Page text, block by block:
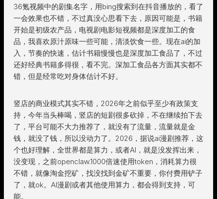
36氪视频中的剧集名字，用bing搜索到在抖音播放的，看了
一会效果也不错，不过真没心思看下去，原因可能是，书籍
开始是初级农产品，电视剧电影短视频都是深度加工的食
品，我喜欢原汁原味一些可能，清淡饮食一些。现在ai的加
入，节奏的快速，估计书籍慢慢也是深度加工食品了，不过
还好经典书籍多得很，看不完。深加工食品各方面其实都不
错，但是经常吃对身体估计不好。
竖店的商业模式其实不错，2026年之前似乎至少有政策支
持，今年当头棒喝，竖店的短剧很多砍掉，不在继续拍下去
了，平台可能不大力推荐了，就没有了流量，流量就是金
钱，就没了钱，所以没动力了。2026，据说ai漫剧推荐，这
个也好理解，全世界都是算力，或者AI，就是没发挥出来，
没变现，之前openclaw.1000倍速使用token，消耗算力很
不错，就像淘金挖矿，找没找到金矿不重要，你付费用铲子
了，就ok。AI漫剧或者其他使用算力，都会得到支持，可
能。